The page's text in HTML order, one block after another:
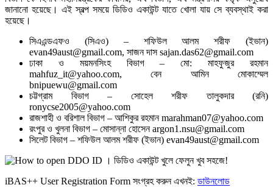
জানানো হয়েছে। এই স্বল্প সময়ে ডিডিও একাউন্ট যাতে খোলা যায় সে ব্যবস্থাই করা
হয়েছে।
সিএএন্ডএফও (সিএও) – শফিউল আলম শরীফ (ইভান)
evan49aust@gmail.com, সাজন দাস sajan.das62@gmail.com
ঢাকা ও ময়মনসিংহ বিভাগ – মো: মাহফুজুর রহমান
mahfuz_it@yahoo.com, বেন আমিন মোকাম্মেল
bnipuewu@gmail.com
চট্টগ্রাম বিভাগ – সোহেল শরীফ তালুকদার (রনি)
ronycse2005@yahoo.com
রাজশাহী ও বরিশাল বিভাগ – আশিকুর রহমান marahman07@yahoo.com
রংপুর ও খুলনা বিভাগ – মোসান্না হোসেন argon1.nsu@gmail.com
সিলেট বিভাগ – শফিউল আলম শরীফ (ইভান) evan49aust@gmail.com
iBAS++ User Registration Form সংগ্রহ করুন এখনই: ডাউনলোড